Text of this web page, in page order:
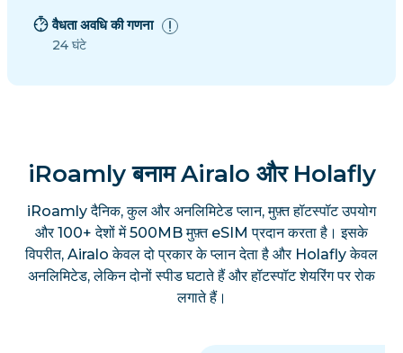
वैधता अवधि की गणना
24 घंटे
iRoamly बनाम Airalo और Holafly
iRoamly दैनिक, कुल और अनलिमिटेड प्लान, मुफ़्त हॉटस्पॉट उपयोग
और 100+ देशों में 500MB मुफ़्त eSIM प्रदान करता है। इसके
विपरीत, Airalo केवल दो प्रकार के प्लान देता है और Holafly केवल
अनलिमिटेड, लेकिन दोनों स्पीड घटाते हैं और हॉटस्पॉट शेयरिंग पर रोक
लगाते हैं।